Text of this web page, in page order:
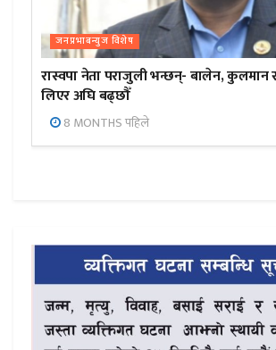
जनप्रभाबन्युज विशेष
रास्वपा नेता पराजुली भन्छन्- बालेन, कुलमान
लिएर अघि बढ्छौँ
8 MONTHS पहिले